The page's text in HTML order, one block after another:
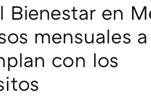
Bienestar en
mensuales
con los